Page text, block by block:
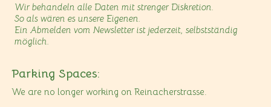
Wir behandeln alle Daten mit strenger Diskretion.
So als wären es unsere Eigenen.
Ein Abmelden vom Newsletter ist jederzeit, selbstständig
möglich.
Parking Spaces:
We are no longer working on Reinacherstrasse.